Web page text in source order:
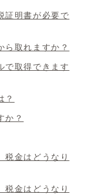
証明書が必要で
ら取れますか？
で取得できます
？
か？
税金はどうなり
税金はどうなり